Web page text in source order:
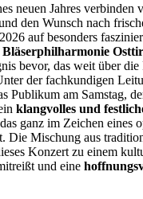
neuen Jahres verbinden
den Wunsch nach
auf besonders
Bläserphilharmonie
bevor, das weit über
der fachkundigen
Publikum am Samstag,
klangvolles und
ganz im Zeichen eines
Die Mischung aus
Konzert zu einem
und eine